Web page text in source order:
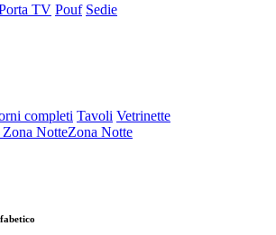
TV Pouf Sedie
completi Tavoli Vetrinette
Zona Notte